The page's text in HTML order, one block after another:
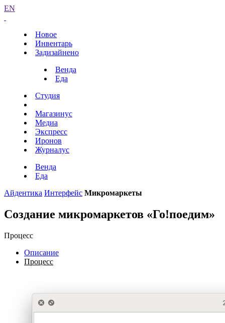
EN
Новое
Инвентарь
Задизайнено
Венда
Еда
Студия
Магазинус
Медиа
Экспресс
Иронов
Журналус
Венда
Еда
Айдентика Интерфейс Микромаркеты
Создание микромаркетов «Го!поедим»
Процесс
Описание
Процесс